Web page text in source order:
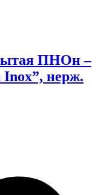
ПНОн –
Inox”, нерж.